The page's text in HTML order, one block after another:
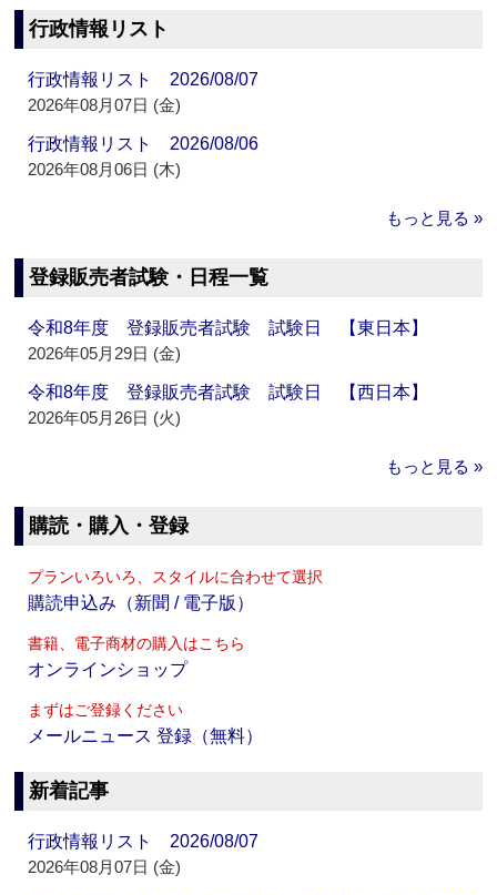
行政情報リスト
行政情報リスト 2026/08/07
2026年08月07日 (金)
行政情報リスト 2026/08/06
2026年08月06日 (木)
もっと見る »
登録販売者試験・日程一覧
令和8年度 登録販売者試験 試験日 【東日本】
2026年05月29日 (金)
令和8年度 登録販売者試験 試験日 【西日本】
2026年05月26日 (火)
もっと見る »
購読・購入・登録
プランいろいろ、スタイルに合わせて選択
購読申込み（新聞 / 電子版）
書籍、電子商材の購入はこちら
オンラインショップ
まずはご登録ください
メールニュース 登録（無料）
新着記事
行政情報リスト 2026/08/07
2026年08月07日 (金)